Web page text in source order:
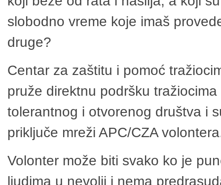
slobodno vreme koje imaš
druge?
Centar za zaštitu i pomoć
pruže direktnu podršku
tolerantnog i otvorenog društva i
priključe mreži APC/CZA
Volonter može biti svako ko je
ljudima u nevolji i nema